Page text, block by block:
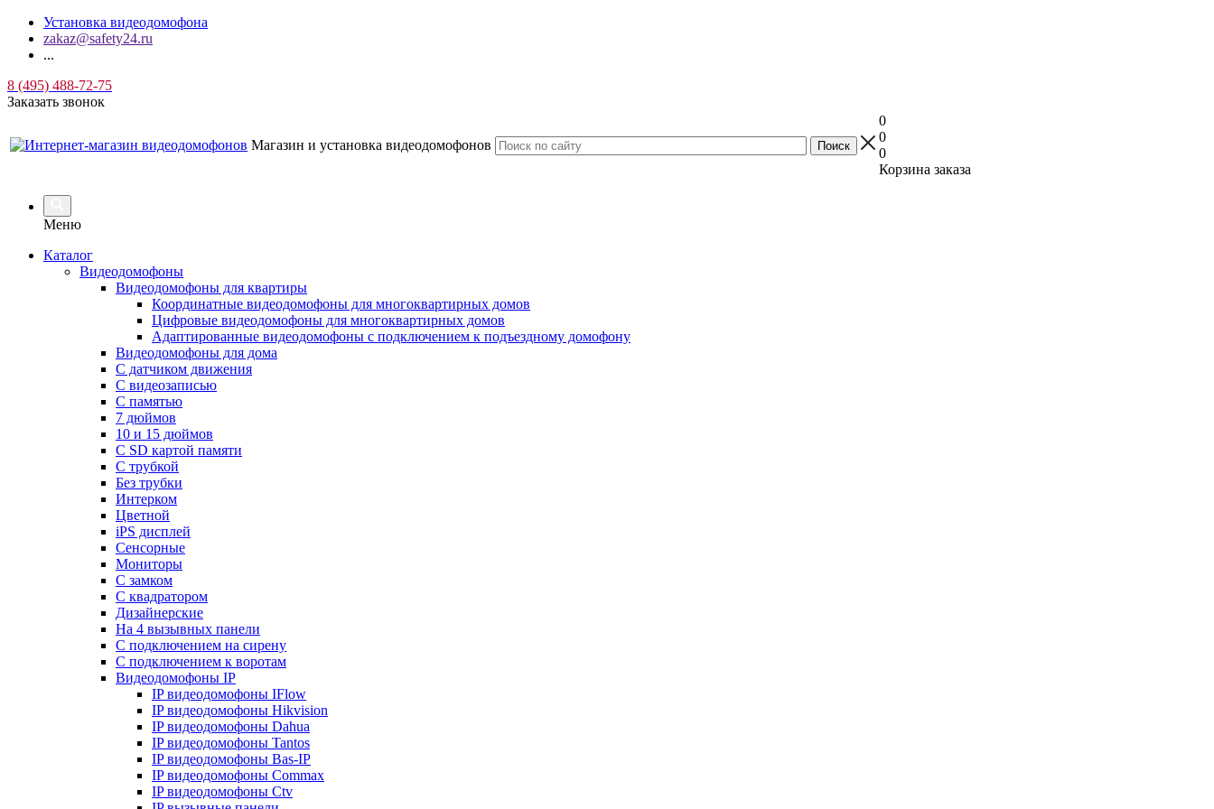
Установка видеодомофона
zakaz@safety24.ru
...
8 (495) 488-72-75
Заказать звонок
Магазин и установка видеодомофонов
0
0
0
Корзина заказа
Меню
Каталог
Видеодомофоны
Видеодомофоны для квартиры
Координатные видеодомофоны для многоквартирных домов
Цифровые видеодомофоны для многоквартирных домов
Адаптированные видеодомофоны с подключением к подъездному домофону
Видеодомофоны для дома
С датчиком движения
С видеозаписью
C памятью
7 дюймов
10 и 15 дюймов
С SD картой памяти
С трубкой
Без трубки
Интерком
Цветной
iPS дисплей
Сенсорные
Мониторы
С замком
C квадратором
Дизайнерские
На 4 вызывных панели
С подключением на сирену
С подключением к воротам
Видеодомофоны IP
IP видеодомофоны IFlow
IP видеодомофоны Hikvision
IP видеодомофоны Dahua
IP видеодомофоны Tantos
IP видеодомофоны Bas-IP
IP видеодомофоны Commax
IP видеодомофоны Ctv